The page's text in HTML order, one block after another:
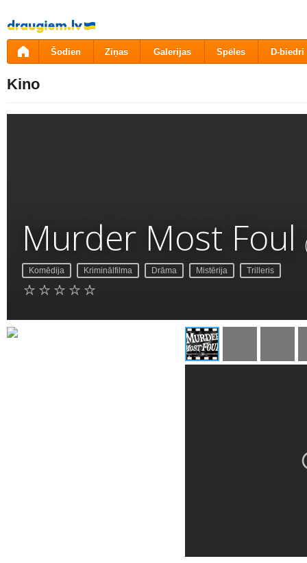
Pāriet
uz
saturu
Šodien Ziņas Galerijas Spēles D-biedri
Kino
Murder Most Foul
Komēdija Kriminālfilma Drāma Mistērija Trilleris